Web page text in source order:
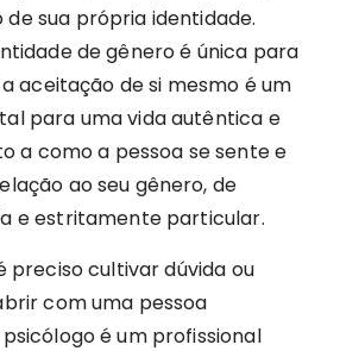
sua própria identidade.
de gênero é única para
aceitação de si mesmo é um
para uma vida autêntica e
a como a pessoa se sente e
ao seu gênero, de
e estritamente particular.
preciso cultivar dúvida ou
com uma pessoa
é um profissional